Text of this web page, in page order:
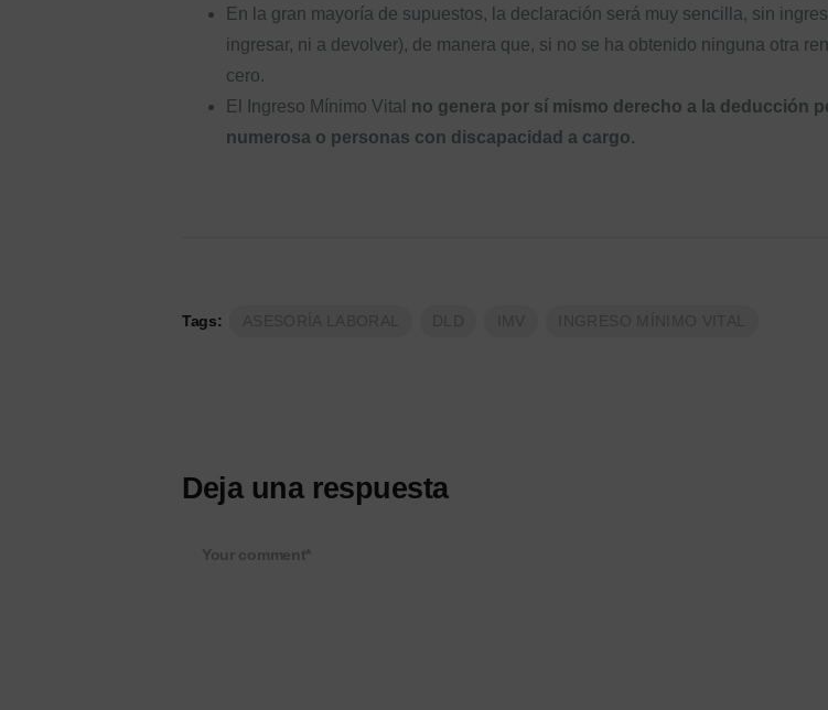
En la gran mayoría de supuestos, la declaración será muy sencilla, sin
ingresar, ni a devolver), de manera que, si no se ha obtenido ninguna otra
cero.
El Ingreso Mínimo Vital no genera por sí mismo derecho a la deducción
numerosa o personas con discapacidad a cargo.
Tags:
Deja una respuesta
Your comment*